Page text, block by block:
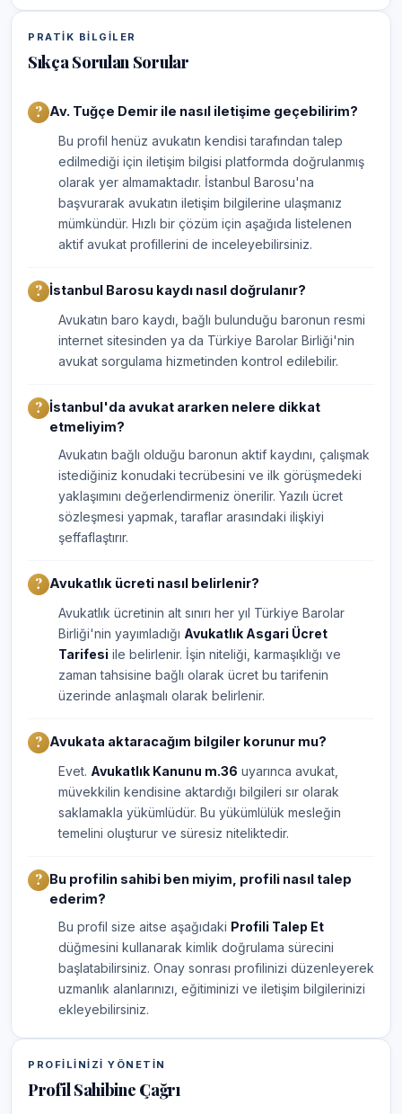
PRATIK BILGILER
Sıkça Sorulan Sorular
Av. Tuğçe Demir ile nasıl iletişime geçebilirim?
Bu profil henüz avukatın kendisi tarafından talep
edilmediği için iletişim bilgisi platformda doğrulanmış
olarak yer almamaktadır. İstanbul Barosu'na
başvurarak avukatın iletişim bilgilerine ulaşmanız
mümkündür. Hızlı bir çözüm için aşağıda listelenen
aktif avukat profillerini de inceleyebilirsiniz.
İstanbul Barosu kaydı nasıl doğrulanır?
Avukatın baro kaydı, bağlı bulunduğu baronun resmi
internet sitesinden ya da Türkiye Barolar Birliği'nin
avukat sorgulama hizmetinden kontrol edilebilir.
İstanbul'da avukat ararken nelere dikkat
etmeliyim?
Avukatın bağlı olduğu baronun aktif kaydını, çalışmak
istediğiniz konudaki tecrübesini ve ilk görüşmedeki
yaklaşımını değerlendirmeniz önerilir. Yazılı ücret
sözleşmesi yapmak, taraflar arasındaki ilişkiyi
şeffaflaştırır.
Avukatlık ücreti nasıl belirlenir?
Avukatlık ücretinin alt sınırı her yıl Türkiye Barolar
Birliği'nin yayımladığı Avukatlık Asgari Ücret
Tarifesi ile belirlenir. İşin niteliği, karmaşıklığı ve
zaman tahsisine bağlı olarak ücret bu tarifenin
üzerinde anlaşmalı olarak belirlenir.
Avukata aktaracağım bilgiler korunur mu?
Evet. Avukatlık Kanunu m.36 uyarınca avukat,
müvekkilin kendisine aktardığı bilgileri sır olarak
saklamakla yükümlüdür. Bu yükümlülük mesleğin
temelini oluşturur ve süresiz niteliktedir.
Bu profilin sahibi ben miyim, profili nasıl talep
ederim?
Bu profil size aitse aşağıdaki Profili Talep Et
düğmesini kullanarak kimlik doğrulama sürecini
başlatabilirsiniz. Onay sonrası profilinizi düzenleyerek
uzmanlık alanlarınızı, eğitiminizi ve iletişim bilgilerinizi
ekleyebilirsiniz.
PROFILINIZI YÖNETIN
Profil Sahibine Çağrı